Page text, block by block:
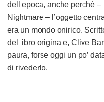
dell’epoca, anche perché –
Nightmare – l’oggetto
era un mondo onirico.
del libro originale, Clive
paura, forse oggi un po’
di rivederlo.